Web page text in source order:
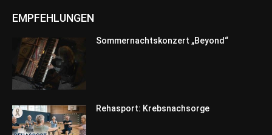
EMPFEHLUNGEN
Sommernachtskonzert „Beyond“
Rehasport: Krebsnachsorge